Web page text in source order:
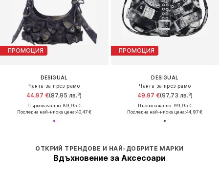
ПРОМОЦИЯ
DESIGUAL
Чанта за през рамо
44,97 €(87,95 лв.³)
Първоначално: 89,95 €
Последна най-ниска цена:40,47 €
ОТКРИЙ ТРЕНДОВЕ И НАЙ-ДОБРИТЕ МАРКИ
Вдъхновение за Аксесоари
ПРОМОЦИЯ
DESIGUAL
Чанта за през рамо
49,97 €(97,73 лв.³)
Първоначално: 99,95 €
Последна най-ниска цена:44,97 €